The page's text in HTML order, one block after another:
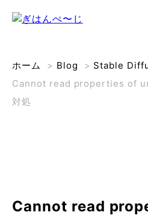
ホーム > Blog > Stable
Cannot read properties of
対処
Cannot read